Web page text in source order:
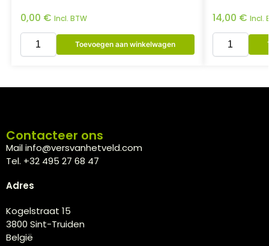
0,00 € Incl. BTW
Toevoegen aan winkelwagen
14,00 € Incl.
Contacteer ons
Mail info@versvanhetveld.com
Tel. +32 495 27 68 47
Adres
Kogelstraat 15
3800 Sint-Truiden
België